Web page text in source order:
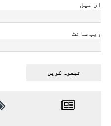
ای میل
ویب سائٹ